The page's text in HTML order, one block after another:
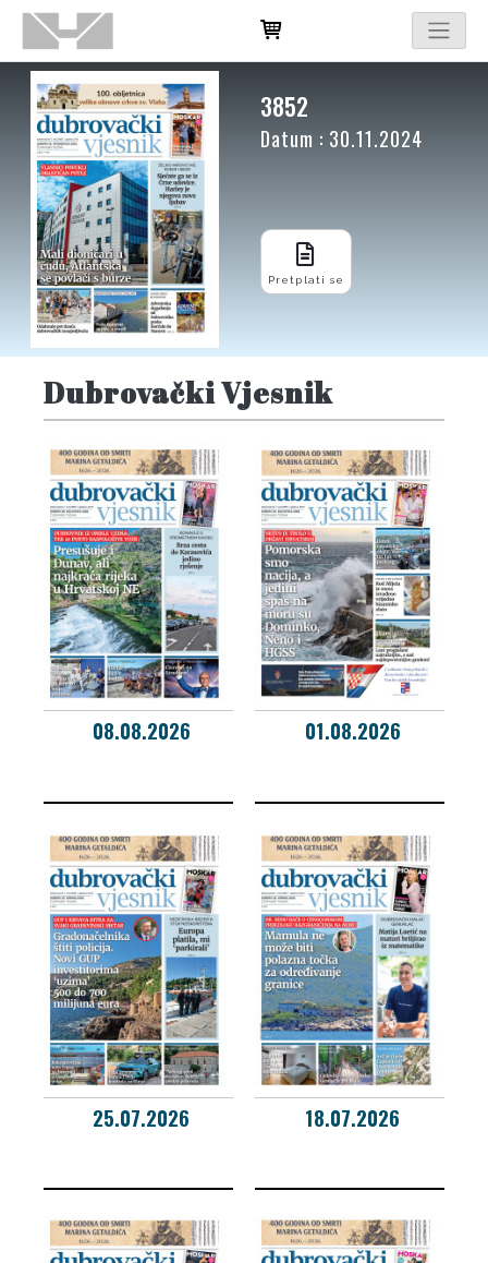
3852
Datum : 30.11.2024
Pretplati se
Dubrovački Vjesnik
08.08.2026 01.08.2026
25.07.2026 18.07.2026